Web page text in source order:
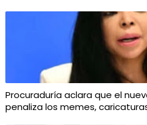
Procuraduría aclara que el
penaliza los memes,